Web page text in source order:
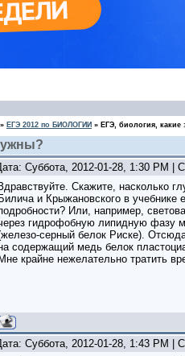
» ЕГЭ 2012 по БИОЛОГИИ » ЕГЭ, биология, какие
Суббота, 2012-01-28, 1:30 PM |
Скажите, насколько
Билича и Крыжановского в учебнике
Или, например,
гидрофобную липидную фазу
серный белок Риске).
содержащий медь белок
Мне крайне нежелательно тратить
Суббота, 2012-01-28, 1:43 PM |